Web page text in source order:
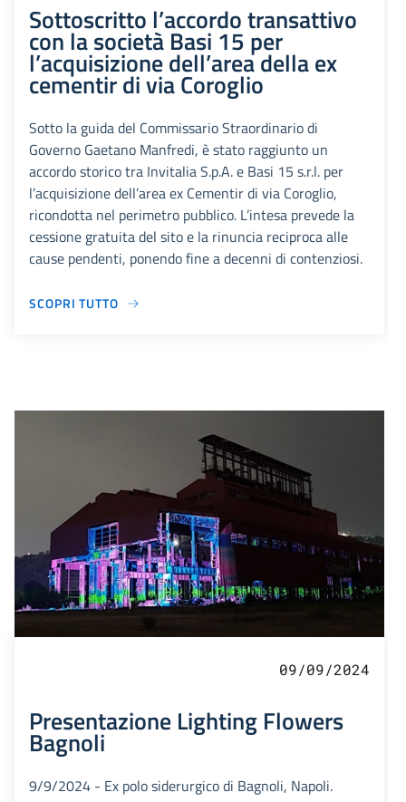
Sottoscritto l’accordo transattivo
con la società Basi 15 per
l’acquisizione dell’area della ex
cementir di via Coroglio
Sotto la guida del Commissario Straordinario di
Governo Gaetano Manfredi, è stato raggiunto un
accordo storico tra Invitalia S.p.A. e Basi 15 s.r.l. per
l’acquisizione dell’area ex Cementir di via Coroglio,
ricondotta nel perimetro pubblico. L’intesa prevede la
cessione gratuita del sito e la rinuncia reciproca alle
cause pendenti, ponendo fine a decenni di contenziosi.
SCOPRI TUTTO
09/09/2024
Presentazione Lighting Flowers
Bagnoli
9/9/2024 - Ex polo siderurgico di Bagnoli, Napoli.